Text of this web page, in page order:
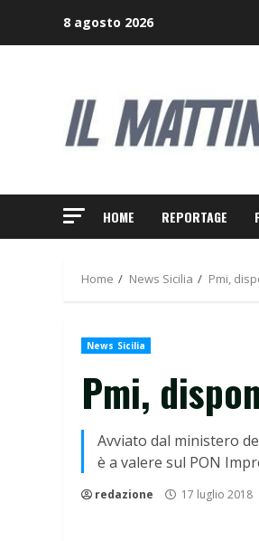
8 agosto 2026
HOME REPORTAGE
Home News Sicilia Pmi,
News Sicilia
Pmi,
Avviato dal ministero
è a valere sul PON
redazione 17 luglio 2018